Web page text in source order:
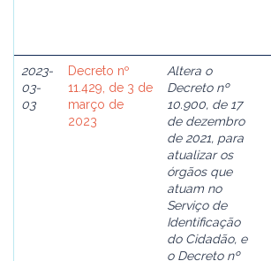
2023-
03-
03
Decreto nº
11.429, de 3 de
março de
2023
Altera o
Decreto nº
10.900, de 17
de dezembro
de 2021, para
atualizar os
órgãos que
atuam no
Serviço de
Identificação
do Cidadão, e
o Decreto nº